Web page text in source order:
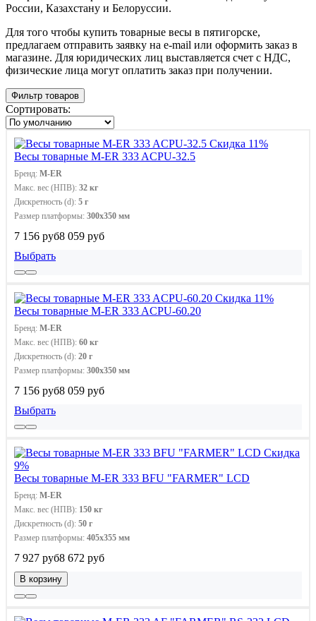
России, Казахстану и Белоруссии.
Для того чтобы купить товарные весы в пятигорске,
предлагаем отправить заявку на e-mail или оформить заказ в
магазине. Для юридических лиц выставляется счет с НДС,
физические лица могут оплатить заказ при получении.
Фильтр товаров
Сортировать:
Скидка 11%
Весы товарные M-ER 333 ACPU-32.5
Бренд: M-ER
Макс. вес (НПВ): 32 кг
Дискретность (d): 5 г
Размер платформы: 300х350 мм
7 156 руб8 059 руб
Выбрать
Скидка 11%
Весы товарные M-ER 333 ACPU-60.20
Бренд: M-ER
Макс. вес (НПВ): 60 кг
Дискретность (d): 20 г
Размер платформы: 300х350 мм
7 156 руб8 059 руб
Выбрать
Скидка
9%
Весы товарные M-ER 333 BFU "FARMER" LCD
Бренд: M-ER
Макс. вес (НПВ): 150 кг
Дискретность (d): 50 г
Размер платформы: 405х355 мм
7 927 руб8 672 руб
В корзину